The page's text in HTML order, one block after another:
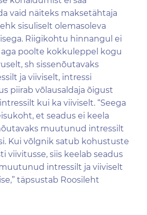
vaid näiteks maksetähtaja
sisuliselt olemasoleva
Riigikohtu hinnangul ei
poolte kokkuleppel kogu
sh sissenõutavaks
ja viiviselt, intressi
piirab võlausaldaja õigust
kui ka viiviselt. “Seega
et seadus ei keela
muutunud intressilt
Kui võlgnik satub kohustuste
viivitusse, siis keelab seadus
intressilt ja viiviselt
täpsustab Roosileht